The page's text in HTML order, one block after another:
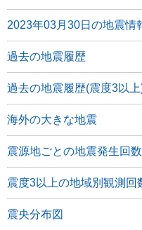
2023年03月30日の地震情
過去の地震履歴
過去の地震履歴(震度3以
海外の大きな地震
震源地ごとの地震発生回数
震度3以上の地域別観測回
震央分布図